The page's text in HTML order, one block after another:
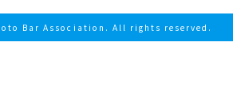
Bar Association. All rights reserved.